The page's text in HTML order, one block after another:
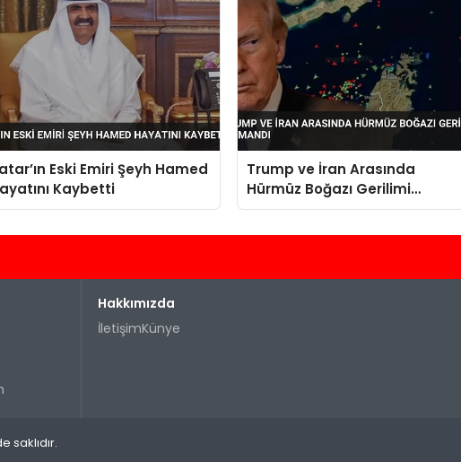
Eski Emiri Şeyh Hamed
Kaybetti
Trump ve İran Arasında
Hürmüz Boğazı Gerilimi
Tırmandı
Hakkımızda
İletişimKünye
saklıdır.